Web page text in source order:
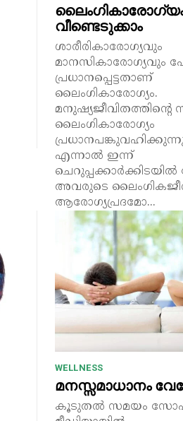
വീണ്ടെടുക്കാം
ശാരീരികാരോഗ്യവും
മാനസികാരോഗ്യവും
പ്രധാനപ്പെട്ടതാണ്
ലൈംഗികാരോഗ്യം.
മനുഷ്യജീവിതത്തിന്റെ
ലൈംഗികാരോഗ്യം
എന്നാൽ ഇന്ന്
അവരുടെ
ആരോഗ്യപ്രദമോ...
WELLNESS
മനസ്സമാധാനം
കൂടുതൽ സമയം